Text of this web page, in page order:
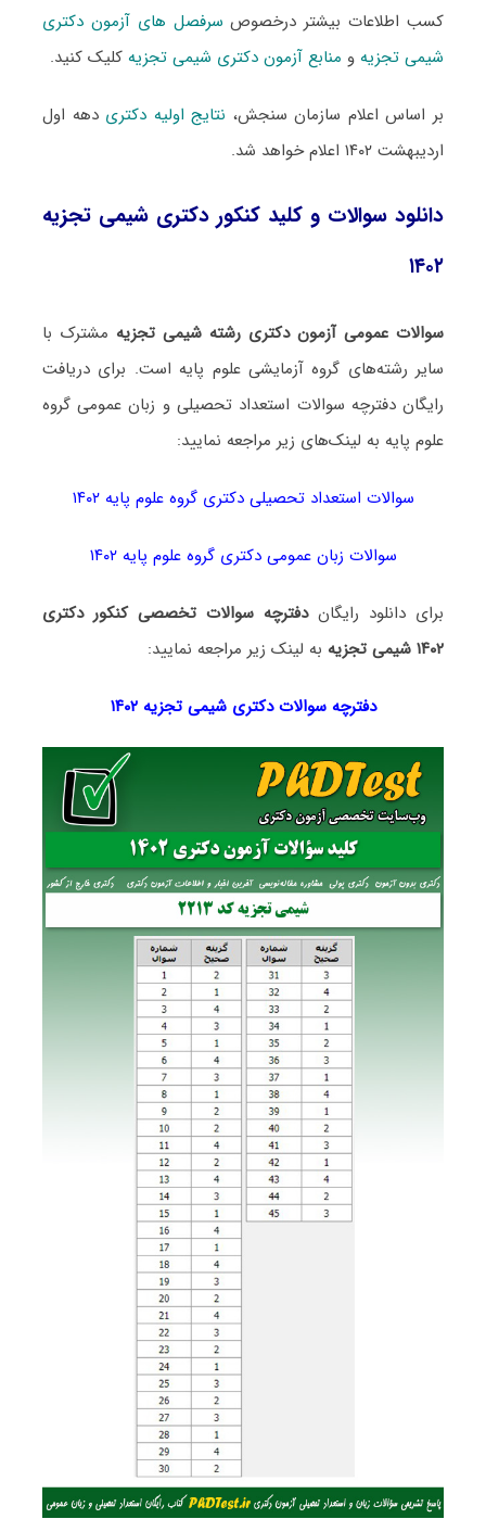
کسب اطلاعات بیشتر درخصوص سرفصل های آزمون دکتری
شیمی تجزیهو منابع آزمون دکتری شیمی تجزیهکلیک کنید.
بر اساس اعلام سازمان سنجش، نتایج اولیه دکتری دهه اول
اردیبهشت ۱۴۰۲ اعلام خواهد شد.
دانلود سوالات و کلید کنکور دکتری شیمی تجزیه
۱۴۰۲
سوالات عمومی آزمون دکتری رشته شیمی تجزیه مشترک با
سایر رشته‌های گروه آزمایشی علوم پایه است. برای دریافت
رایگان دفترچه سوالات استعداد تحصیلی و زبان عمومی گروه
علوم پایه به لینک‌های زیر مراجعه نمایید:
سوالات استعداد تحصیلی دکتری گروه علوم پایه ۱۴۰۲
سوالات زبان عمومی دکتری گروه علوم پایه ۱۴۰۲
برای دانلود رایگاندفترچه سوالات تخصصی کنکور دکتری
۱۴۰۲ شیمی تجزیه
به لینک زیر مراجعه نمایید:
دفترچه سوالات دکتریشیمی تجزیه ۱۴۰۲